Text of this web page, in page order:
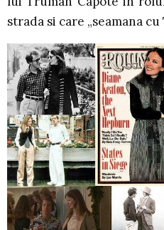
strada si care „seamana